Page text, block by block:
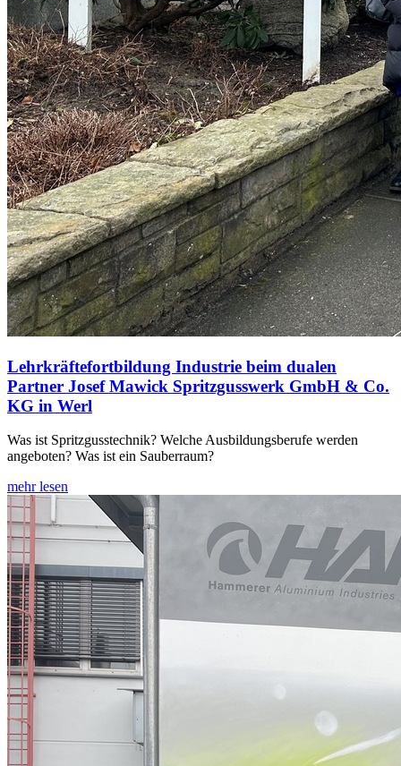
Lehrkräftefortbildung Industrie beim dualen
Partner Josef Mawick Spritzgusswerk GmbH & Co.
KG in Werl
Was ist Spritzgusstechnik? Welche Ausbildungsberufe werden
angeboten? Was ist ein Sauberraum?
mehr lesen